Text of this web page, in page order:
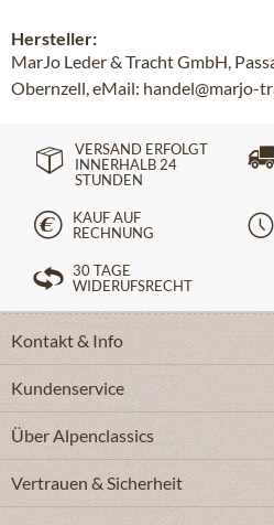
Hersteller:
MarJo Leder & Tracht GmbH,
Obernzell, eMail: handel@marjo-
VERSAND ERFOLGT
INNERHALB 24
STUNDEN
KAUF AUF
RECHNUNG
30 TAGE
WIDERUFSRECHT
Kontakt & Info
Kundenservice
Über Alpenclassics
Vertrauen & Sicherheit